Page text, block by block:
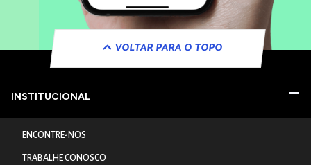
VOLTAR PARA O TOPO
INSTITUCIONAL
ENCONTRE-NOS
TRABALHE CONOSCO